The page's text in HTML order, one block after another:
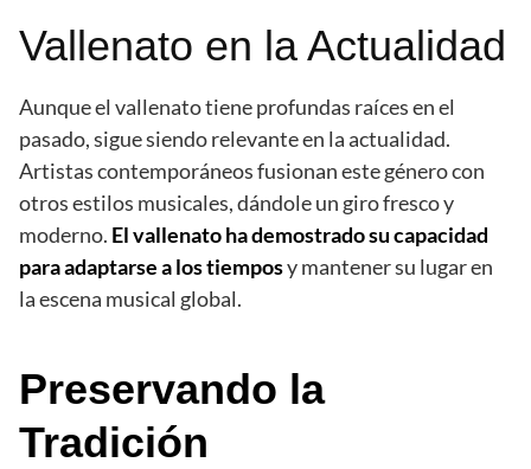
Vallenato en la Actualidad
Aunque el vallenato tiene profundas raíces en el
pasado, sigue siendo relevante en la actualidad.
Artistas contemporáneos fusionan este género con
otros estilos musicales, dándole un giro fresco y
moderno. El vallenato ha demostrado su capacidad
para adaptarse a los tiemposy mantener su lugar en
la escena musical global.
Preservando la
Tradición